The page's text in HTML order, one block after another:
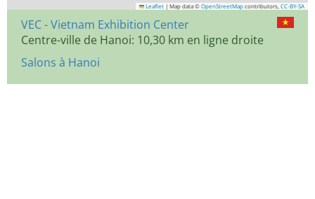
Leaflet | Map data © OpenStreetMap contributors, CC-BY-SA
VEC - Vietnam Exhibition Center
Centre-ville de Hanoi: 10,30 km en ligne droite
Salons à Hanoi